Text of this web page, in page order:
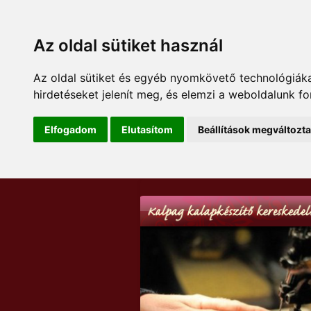
Az oldal sütiket használ
Az oldal sütiket és egyéb nyomkövető
hirdetéseket jelenít meg, és elemzi a weboldalunk
Elfogadom Elutasítom Beállítások